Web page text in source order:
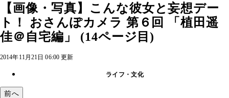
【画像・写真】こんな彼女と妄想デー
ト！ おさんぽカメラ 第６回 「植田遥
佳＠自宅編」 (14ページ目)
2014年11月21日 06:00 更新
ライフ・文化
前へ